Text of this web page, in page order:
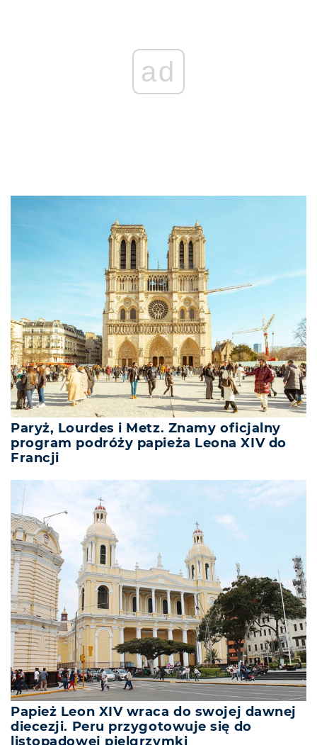
Paryż, Lourdes i Metz. Znamy oficjalny
program podróży papieża Leona XIV do
Francji
Papież Leon XIV wraca do swojej dawnej
diecezji. Peru przygotowuje się do
listopadowej pielgrzymki